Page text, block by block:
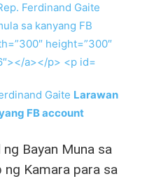
Gaite Larawan
FB account
Bayan Muna sa
ng Kamara para sa